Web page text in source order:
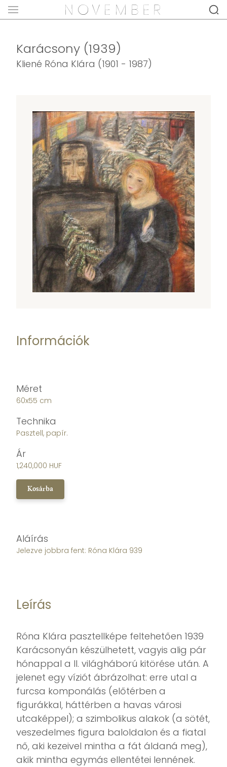
Karácsony (1939)
Kliené Róna Klára (1901 - 1987)
Információk
Méret
60x55 cm
Technika
Pasztell, papír.
Ár
1,240,000 HUF
Kosárba
Aláírás
Jelezve jobbra fent: Róna Klára 939
Leírás
Róna Klára pasztellképe feltehetően 1939
Karácsonyán készülhetett, vagyis alig pár
hónappal a II. világháború kitörése után. A
jelenet egy víziót ábrázolhat: erre utal a
furcsa komponálás (előtérben a
figurákkal, háttérben a havas városi
utcaképpel); a szimbolikus alakok (a sötét,
veszedelmes figura baloldalon és a fiatal
nő, aki kezeivel mintha a fát áldaná meg),
akik mintha egymás ellentétei lennének.